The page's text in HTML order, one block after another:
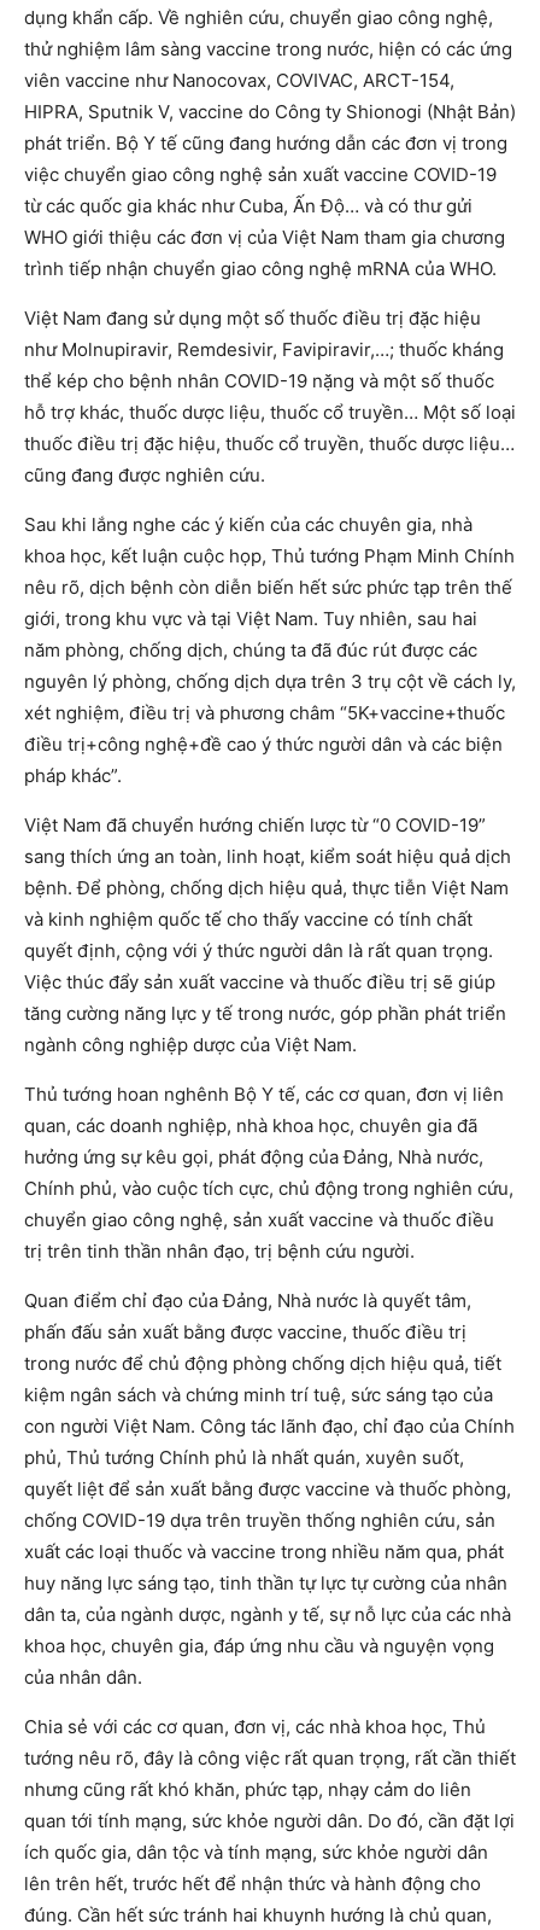
dụng khẩn cấp. Về nghiên cứu, chuyển giao công nghệ,
thử nghiệm lâm sàng vaccine trong nước, hiện có các ứng
viên vaccine như Nanocovax, COVIVAC, ARCT-154,
HIPRA, Sputnik V, vaccine do Công ty Shionogi (Nhật Bản)
phát triển. Bộ Y tế cũng đang hướng dẫn các đơn vị trong
việc chuyển giao công nghệ sản xuất vaccine COVID-19
từ các quốc gia khác như Cuba, Ấn Độ… và có thư gửi
WHO giới thiệu các đơn vị của Việt Nam tham gia chương
trình tiếp nhận chuyển giao công nghệ mRNA của WHO.
Việt Nam đang sử dụng một số thuốc điều trị đặc hiệu
như Molnupiravir, Remdesivir, Favipiravir,…; thuốc kháng
thể kép cho bệnh nhân COVID-19 nặng và một số thuốc
hỗ trợ khác, thuốc dược liệu, thuốc cổ truyền… Một số loại
thuốc điều trị đặc hiệu, thuốc cổ truyền, thuốc dược liệu…
cũng đang được nghiên cứu.
Sau khi lắng nghe các ý kiến của các chuyên gia, nhà
khoa học, kết luận cuộc họp, Thủ tướng Phạm Minh Chính
nêu rõ, dịch bệnh còn diễn biến hết sức phức tạp trên thế
giới, trong khu vực và tại Việt Nam. Tuy nhiên, sau hai
năm phòng, chống dịch, chúng ta đã đúc rút được các
nguyên lý phòng, chống dịch dựa trên 3 trụ cột về cách ly,
xét nghiệm, điều trị và phương châm “5K+vaccine+thuốc
điều trị+công nghệ+đề cao ý thức người dân và các biện
pháp khác”.
Việt Nam đã chuyển hướng chiến lược từ “0 COVID-19”
sang thích ứng an toàn, linh hoạt, kiểm soát hiệu quả dịch
bệnh. Để phòng, chống dịch hiệu quả, thực tiễn Việt Nam
và kinh nghiệm quốc tế cho thấy vaccine có tính chất
quyết định, cộng với ý thức người dân là rất quan trọng.
Việc thúc đẩy sản xuất vaccine và thuốc điều trị sẽ giúp
tăng cường năng lực y tế trong nước, góp phần phát triển
ngành công nghiệp dược của Việt Nam.
Thủ tướng hoan nghênh Bộ Y tế, các cơ quan, đơn vị liên
quan, các doanh nghiệp, nhà khoa học, chuyên gia đã
hưởng ứng sự kêu gọi, phát động của Đảng, Nhà nước,
Chính phủ, vào cuộc tích cực, chủ động trong nghiên cứu,
chuyển giao công nghệ, sản xuất vaccine và thuốc điều
trị trên tinh thần nhân đạo, trị bệnh cứu người.
Quan điểm chỉ đạo của Đảng, Nhà nước là quyết tâm,
phấn đấu sản xuất bằng được vaccine, thuốc điều trị
trong nước để chủ động phòng chống dịch hiệu quả, tiết
kiệm ngân sách và chứng minh trí tuệ, sức sáng tạo của
con người Việt Nam. Công tác lãnh đạo, chỉ đạo của Chính
phủ, Thủ tướng Chính phủ là nhất quán, xuyên suốt,
quyết liệt để sản xuất bằng được vaccine và thuốc phòng,
chống COVID-19 dựa trên truyền thống nghiên cứu, sản
xuất các loại thuốc và vaccine trong nhiều năm qua, phát
huy năng lực sáng tạo, tinh thần tự lực tự cường của nhân
dân ta, của ngành dược, ngành y tế, sự nỗ lực của các nhà
khoa học, chuyên gia, đáp ứng nhu cầu và nguyện vọng
của nhân dân.
Chia sẻ với các cơ quan, đơn vị, các nhà khoa học, Thủ
tướng nêu rõ, đây là công việc rất quan trọng, rất cần thiết
nhưng cũng rất khó khăn, phức tạp, nhạy cảm do liên
quan tới tính mạng, sức khỏe người dân. Do đó, cần đặt lợi
ích quốc gia, dân tộc và tính mạng, sức khỏe người dân
lên trên hết, trước hết để nhận thức và hành động cho
đúng. Cần hết sức tránh hai khuynh hướng là chủ quan,